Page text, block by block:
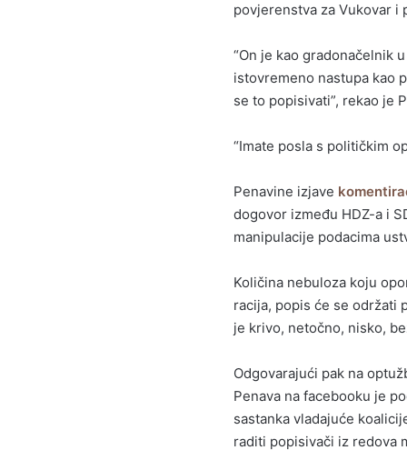
povjerenstva za Vukovar i
“On je kao gradonačelnik
istovremeno nastupa kao
se to popisivati”, rekao je
“Imate posla s političkim
Penavine izjave
dogovor između HDZ-a i
manipulacije podacima
Količina nebuloza koju
racija, popis će se održati
je krivo, netočno, nisko,
Odgovarajući pak na
Penava na facebooku je
sastanka vladajuće
raditi popisivači iz redova